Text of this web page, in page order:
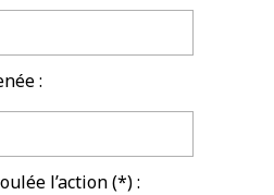
:
l’action (*) :